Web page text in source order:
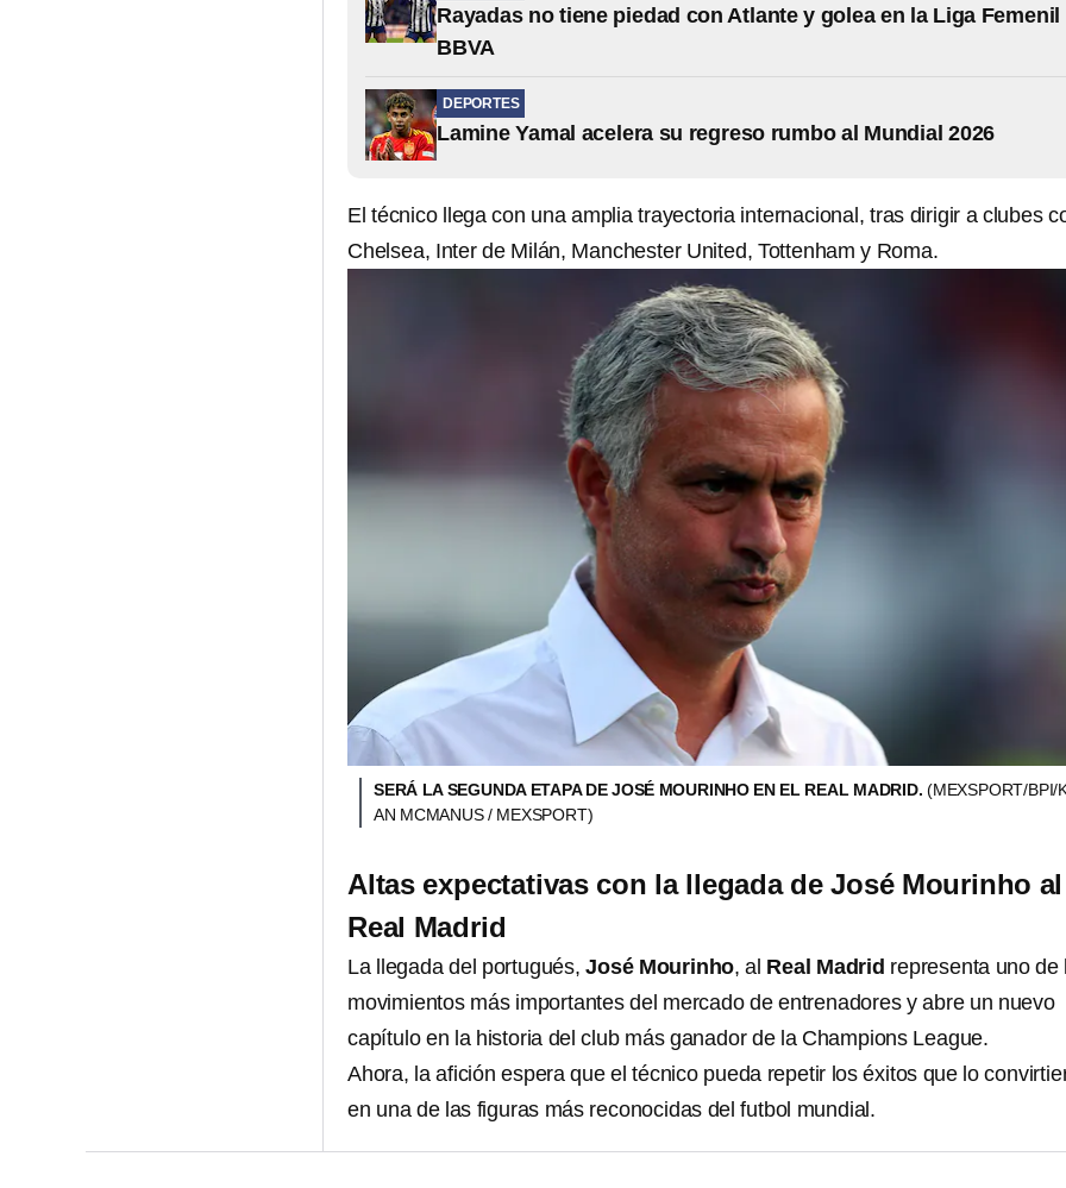
Rayadas no tiene piedad con Atlante y golea en la Liga Femenil
BBVA
DEPORTES
Lamine Yamal acelera su regreso rumbo al Mundial 2026
El técnico llega con una amplia trayectoria internacional, tras dirigir a clubes
Chelsea, Inter de Milán, Manchester United, Tottenham y Roma.
SERÁ LA SEGUNDA ETAPA DE JOSÉ MOURINHO EN EL REAL MADRID. (MEXSPORT/BPI/
AN MCMANUS / MEXSPORT)
Altas expectativas con la llegada de José Mourinho al
Real Madrid
La llegada del portugués,José Mourinho, al Real Madrid representa uno de
movimientos más importantes del mercado de entrenadores y abre un nuevo
capítulo en la historia del club más ganador de la Champions League.
Ahora, la afición espera que el técnico pueda repetir los éxitos que lo
en una de las figuras más reconocidas del futbol mundial.